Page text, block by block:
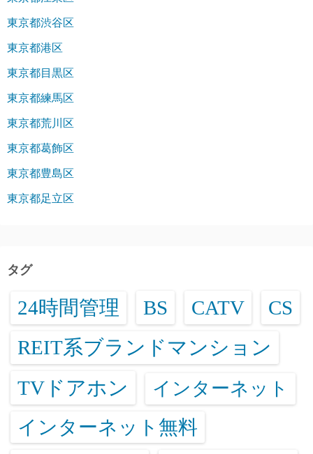
東京都渋谷区
東京都港区
東京都目黒区
東京都練馬区
東京都荒川区
東京都葛飾区
東京都豊島区
東京都足立区
タグ
24時間管理 BS CATV CS
REIT系ブランドマンション
TVドアホン インターネット
インターネット無料